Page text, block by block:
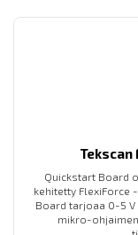
Quickstart Board
kehitetty FlexiForce
Board tarjoaa 0-5
mikro-